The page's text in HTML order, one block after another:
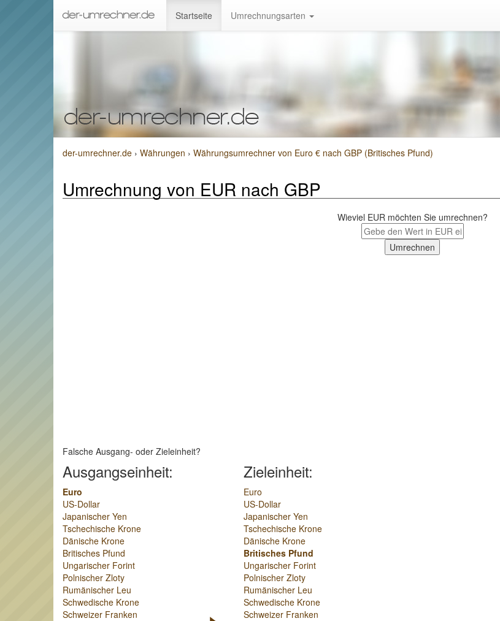
Startseite Umrechnungsarten
der-umrechner.de › Währungen › Währungsumrechner von Euro € nach GBP (Britisches Pfund)
Umrechnung von EUR nach GBP
Wieviel EUR möchten Sie umrechnen?
Falsche Ausgang- oder Zieleinheit?
Ausgangseinheit:
Euro
US-Dollar
Japanischer Yen
Tschechische Krone
Dänische Krone
Britisches Pfund
Ungarischer Forint
Polnischer Zloty
Rumänischer Leu
Schwedische Krone
Schweizer Franken
Zieleinheit:
Euro
US-Dollar
Japanischer Yen
Tschechische Krone
Dänische Krone
Britisches Pfund
Ungarischer Forint
Polnischer Zloty
Rumänischer Leu
Schwedische Krone
Schweizer Franken